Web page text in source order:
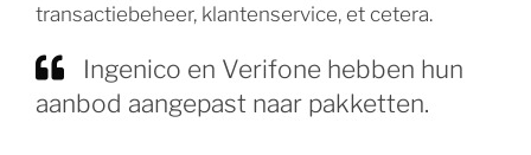
transactiebeheer, klantenservice, et cetera.
Ingenico en Verifone hebben hun
aanbod aangepast naar pakketten.